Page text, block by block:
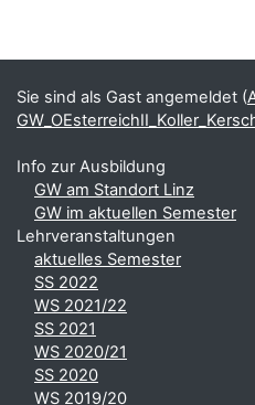
Ergänzungsblöcke
Sie sind als Gast angemeldet (
Info zur Ausbildung
GW am Standort Linz
GW im aktuellen Semester
Lehrveranstaltungen
aktuelles Semester
SS 2022
WS 2021/22
SS 2021
WS 2020/21
SS 2020
WS 2019/20